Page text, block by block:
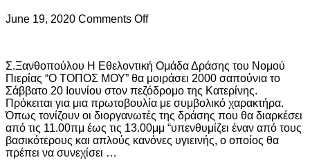
June 19, 2020 Comments Offon
μας”
–
Δράση
στον
πεζόδρομο
Κατερίνης
με
Σ.Ξανθοπούλου Η Εθελοντική Ομάδα Δράσης του Νομού
Πιερίας “Ο ΤΟΠΟΣ ΜΟΥ” θα μοιράσει 2000 σαπούνια το
Σάββατο 20 Ιουνίου στον πεζόδρομο της Κατερίνης.
Πρόκειται για μια πρωτοβουλία με συμβολικό χαρακτήρα.
Όπως τονίζουν οι διοργανωτές της δράσης που θα διαρκέσει
από τις 11.00πμ έως τις 13.00μμ “υπενθυμίζει έναν από τους
βασικότερους και απλούς κανόνες υγιεινής, ο οποίος θα
πρέπει να συνεχίσει …